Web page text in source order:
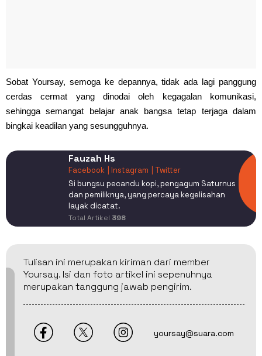
Sobat Yoursay, semoga ke depannya, tidak ada lagi panggung
cerdas cermat yang dinodai oleh kegagalan komunikasi,
sehingga semangat belajar anak bangsa tetap terjaga dalam
bingkai keadilan yang sesungguhnya.
Fauzah Hs
Facebook | Instagram
| Twitter
Si bungsu pecandu kopi, pengagum Saturnus
dan pemiliknya, yang percaya kegelisahan
layak dicatat.
Total Artikel 398
Tulisan ini merupakan kiriman dari member
Yoursay. Isi dan foto artikel ini sepenuhnya
merupakan tanggung jawab pengirim.
yoursay@suara.com